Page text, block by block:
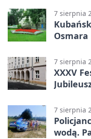
7 sierpnia
Osmara
7 sierpnia
XXXV
7 sierpnia
wodą.